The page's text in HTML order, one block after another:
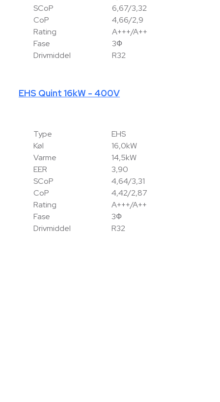
SCoP
6,67/3,32
CoP
4,66/2,9
Rating
A+++/A++
Fase
3Ф
Drivmiddel
R32
EHS Quint 16kW - 400V
Type
EHS
Køl
16,0kW
Varme
14,5kW
EER
3,90
SCoP
4,64/3,31
CoP
4,42/2,87
Rating
A+++/A++
Fase
3Ф
Drivmiddel
R32